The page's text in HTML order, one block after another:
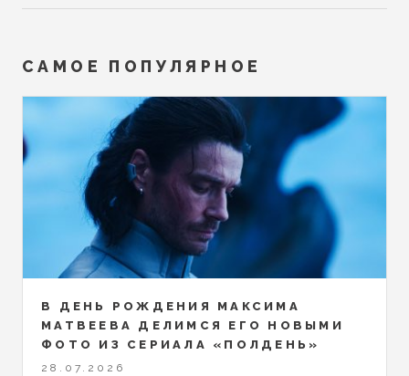
САМОЕ ПОПУЛЯРНОЕ
В ДЕНЬ РОЖДЕНИЯ МАКСИМА
МАТВЕЕВА ДЕЛИМСЯ ЕГО НОВЫМИ
ФОТО ИЗ СЕРИАЛА «ПОЛДЕНЬ»
28.07.2026